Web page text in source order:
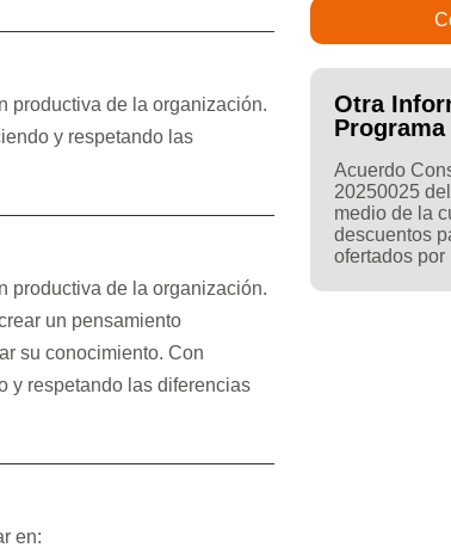
productiva de la organización.
y respetando las
productiva de la organización.
un pensamiento
su conocimiento. Con
y respetando las diferencias
en:
Otra
Programa
Acuerdo
20250025
medio de la
descuentos
ofertados por